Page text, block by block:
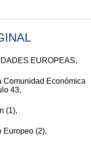
EUROPEAS,
Comunidad Económica
43,
(1),
Europeo (2),